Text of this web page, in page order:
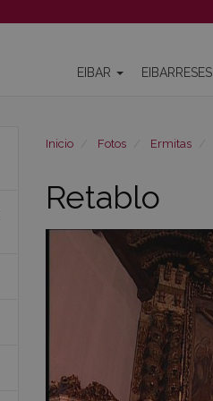
EIBAR EIBARRESES
Inicio Fotos Ermitas
Retablo